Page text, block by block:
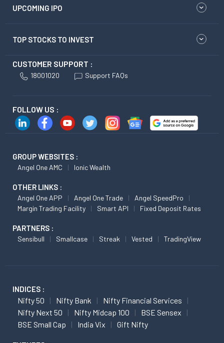
UPCOMING IPO
TOP STOCKS TO INVEST
CUSTOMER SUPPORT :
18001020 Support FAQs
FOLLOW US :
GROUP WEBSITES :
Angel One AMC Ionic Wealth
OTHER LINKS :
Angel One APP Angel One Trade
Angel SpeedPro
Margin Trading Facility
Smart API Fixed Deposit Rates
PARTNERS :
Sensibull Smallcase Streak Vested TradingView
INDICES :
Nifty 50 Nifty Bank
Nifty Financial Services
Nifty Next 50
Nifty Midcap 100
BSE Sensex
BSE Small Cap
India Vix Gift Nifty